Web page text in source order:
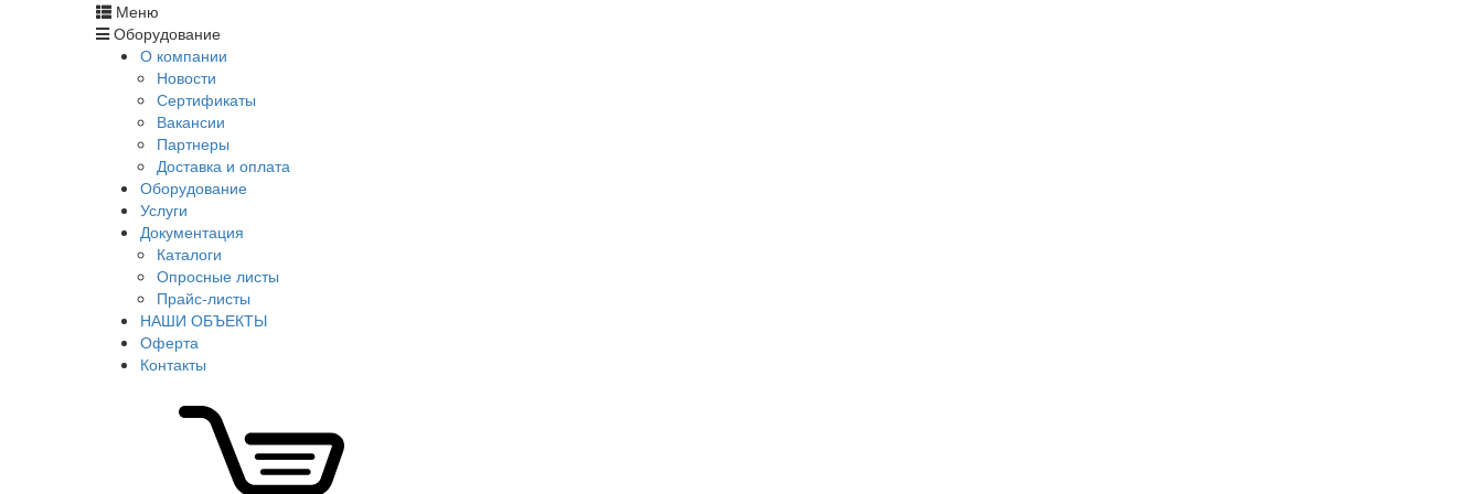
Меню
Оборудование
О компании
Новости
Сертификаты
Вакансии
Партнеры
Доставка и оплата
Оборудование
Услуги
Документация
Каталоги
Опросные листы
Прайс-листы
НАШИ ОБЪЕКТЫ
Оферта
Контакты